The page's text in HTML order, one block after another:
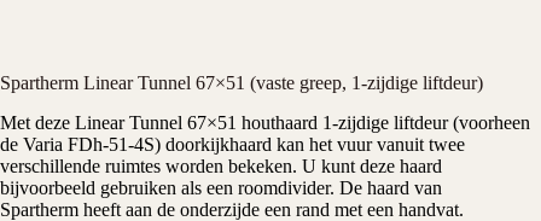
Spartherm Linear Tunnel 67×51 (vaste greep, 1-zijdige liftdeur)
Met deze Linear Tunnel 67×51 houthaard 1-zijdige liftdeur (voorheen
de Varia FDh-51-4S) doorkijkhaard kan het vuur vanuit twee
verschillende ruimtes worden bekeken. U kunt deze haard
bijvoorbeeld gebruiken als een roomdivider. De haard van
Spartherm heeft aan de onderzijde een rand met een handvat.